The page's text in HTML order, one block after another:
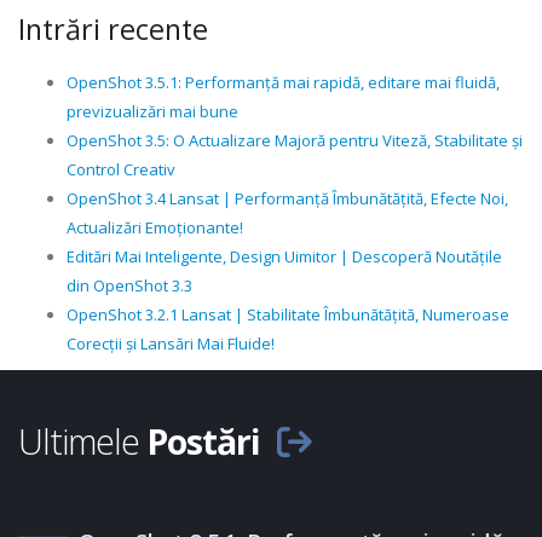
Intrări recente
OpenShot 3.5.1: Performanță mai rapidă, editare mai fluidă,
previzualizări mai bune
OpenShot 3.5: O Actualizare Majoră pentru Viteză, Stabilitate și
Control Creativ
OpenShot 3.4 Lansat | Performanță Îmbunătățită, Efecte Noi,
Actualizări Emoționante!
Editări Mai Inteligente, Design Uimitor | Descoperă Noutățile
din OpenShot 3.3
OpenShot 3.2.1 Lansat | Stabilitate Îmbunătățită, Numeroase
Corecții și Lansări Mai Fluide!
Ultimele Postări